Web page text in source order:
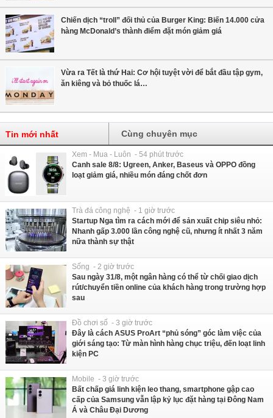
Chiến dịch “troll” đối thủ của Burger King: Biến 14.000 cửa
hàng McDonald’s thành điểm đặt món giảm giá
Vừa ra Tết là thứ Hai: Cơ hội tuyệt vời để bắt đầu tập gym,
ăn kiêng và bỏ thuốc lá…
Tin mới nhất Cùng chuyên mục
Xem - Mua - Luôn - 54 phút trước
Canh sale 8/8: Ugreen, Anker, Baseus và OPPO đồng
loạt giảm giá, nhiều món đáng chốt đơn
Trà đá công nghệ - 1 giờ trước
Startup Nga tìm ra cách mới để sản xuất chip siêu nhỏ:
Nhanh gấp 3.000 lần công nghệ cũ, nhưng ít nhất 3 năm
nữa thành sự thật
Sống - 2 giờ trước
Sau ngày 31/8, một ngân hàng có thể từ chối giao dịch
rút/chuyển tiền online của khách hàng trong trường hợp
sau
Đồ chơi số - 3 giờ trước
Đây là cách ASUS ProArt “phủ sóng” góc làm việc của
giới sáng tạo: Từ màn hình hàng chục triệu, đến loạt linh
kiện PC
Mobile - 3 giờ trước
Bất chấp giá linh kiện leo thang, smartphone gập cao
cấp của Samsung vẫn lập kỷ lục đặt hàng tại Đông Nam
Á và Châu Đại Dương